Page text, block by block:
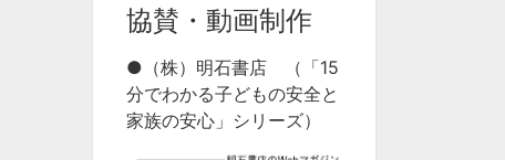
協賛・動画制作
●（株）明石書店 （「15
分でわかる子どもの安全と
家族の安心」シリーズ）